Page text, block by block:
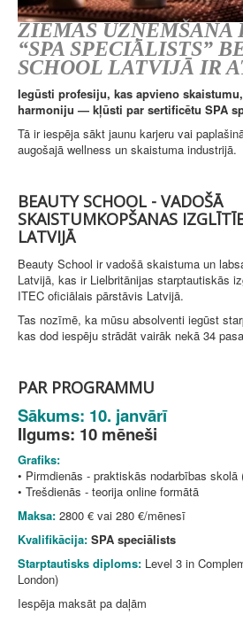
ZIEMAS UZŅEMŠANA
“SPA SPECIĀLISTS”
SCHOOL LATVIJĀ IR
Iegūsti profesiju, kas apvieno
harmoniju — kļūsti par sertificētu SPA
Tā ir iespēja sākt jaunu karjeru vai
augošajā wellness un skaistuma industrijā.
BEAUTY SCHOOL - VADOŠĀ
SKAISTUMKOPŠANAS
LATVIJĀ
Beauty School ir vadošā skaistuma un
Latvijā, kas ir Lielbritānijas starptautiskās
ITEC oficiālais pārstāvis Latvijā.
Tas nozīmē, ka mūsu absolventi iegūst
kas dod iespēju strādāt vairāk nekā 34
PAR PROGRAMMU
Sākums: 10. janvārī
Ilgums: 10 mēneši
Grafiks:
• Pirmdienās - praktiskās nodarbības
• Trešdienās - teorija online formātā
Maksa: 2800 € vai 280 €/mēnesī
Kvalifikācija: SPA speciālists
Starptautisks diploms: Level 3 in
London)
Iespēja maksāt pa daļām